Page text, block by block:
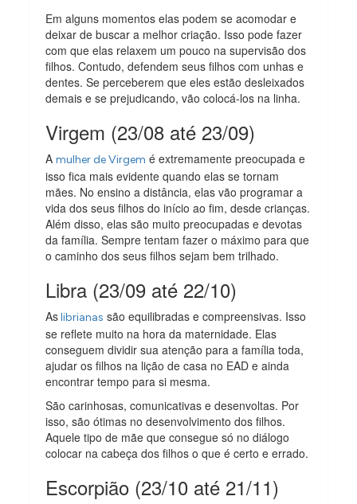
Em alguns momentos elas podem se acomodar e
deixar de buscar a melhor criação. Isso pode fazer
com que elas relaxem um pouco na supervisão dos
filhos. Contudo, defendem seus filhos com unhas e
dentes. Se perceberem que eles estão desleixados
demais e se prejudicando, vão colocá-los na linha.
Virgem (23/08 até 23/09)
Amulher de Virgem é extremamente preocupada e
isso fica mais evidente quando elas se tornam
mães. No ensino a distância, elas vão programar a
vida dos seus filhos do início ao fim, desde crianças.
Além disso, elas são muito preocupadas e devotas
da família. Sempre tentam fazer o máximo para que
o caminho dos seus filhos sejam bem trilhado.
Libra (23/09 até 22/10)
Aslibrianas são equilibradas e compreensivas. Isso
se reflete muito na hora da maternidade. Elas
conseguem dividir sua atenção para a família toda,
ajudar os filhos na lição de casa no EAD e ainda
encontrar tempo para si mesma.
São carinhosas, comunicativas e desenvoltas. Por
isso, são ótimas no desenvolvimento dos filhos.
Aquele tipo de mãe que consegue só no diálogo
colocar na cabeça dos filhos o que é certo e errado.
Escorpião (23/10 até 21/11)